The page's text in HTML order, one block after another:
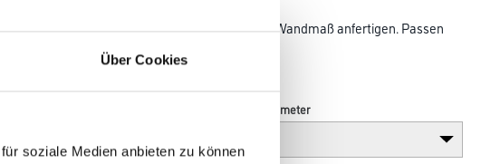
Über Cookies
soziale Medien anbieten zu können
2029-Tapeten lassen sich in jedem Wandmaß anfertigen. Passen
genau auf
Länge in centimeter